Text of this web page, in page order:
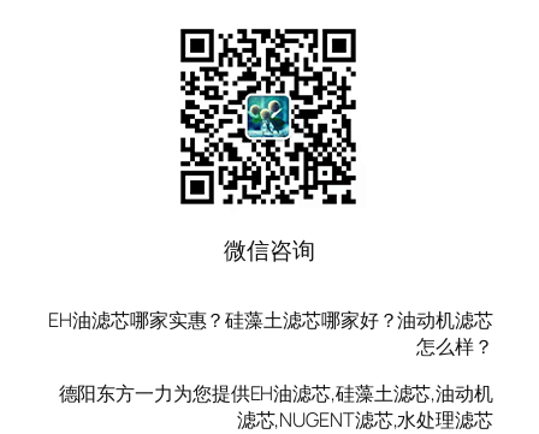
微信咨询
EH油滤芯哪家实惠？硅藻土滤芯哪家好？油动机滤芯
怎么样？
德阳东方一力为您提供EH油滤芯,硅藻土滤芯,油动机
滤芯,NUGENT滤芯,水处理滤芯